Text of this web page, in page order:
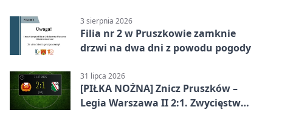
3 sierpnia 2026
Filia nr 2 w Pruszkowie zamknie
drzwi na dwa dni z powodu pogody
31 lipca 2026
[PIŁKA NOŻNA] Znicz Pruszków –
Legia Warszawa II 2:1. Zwycięstwo